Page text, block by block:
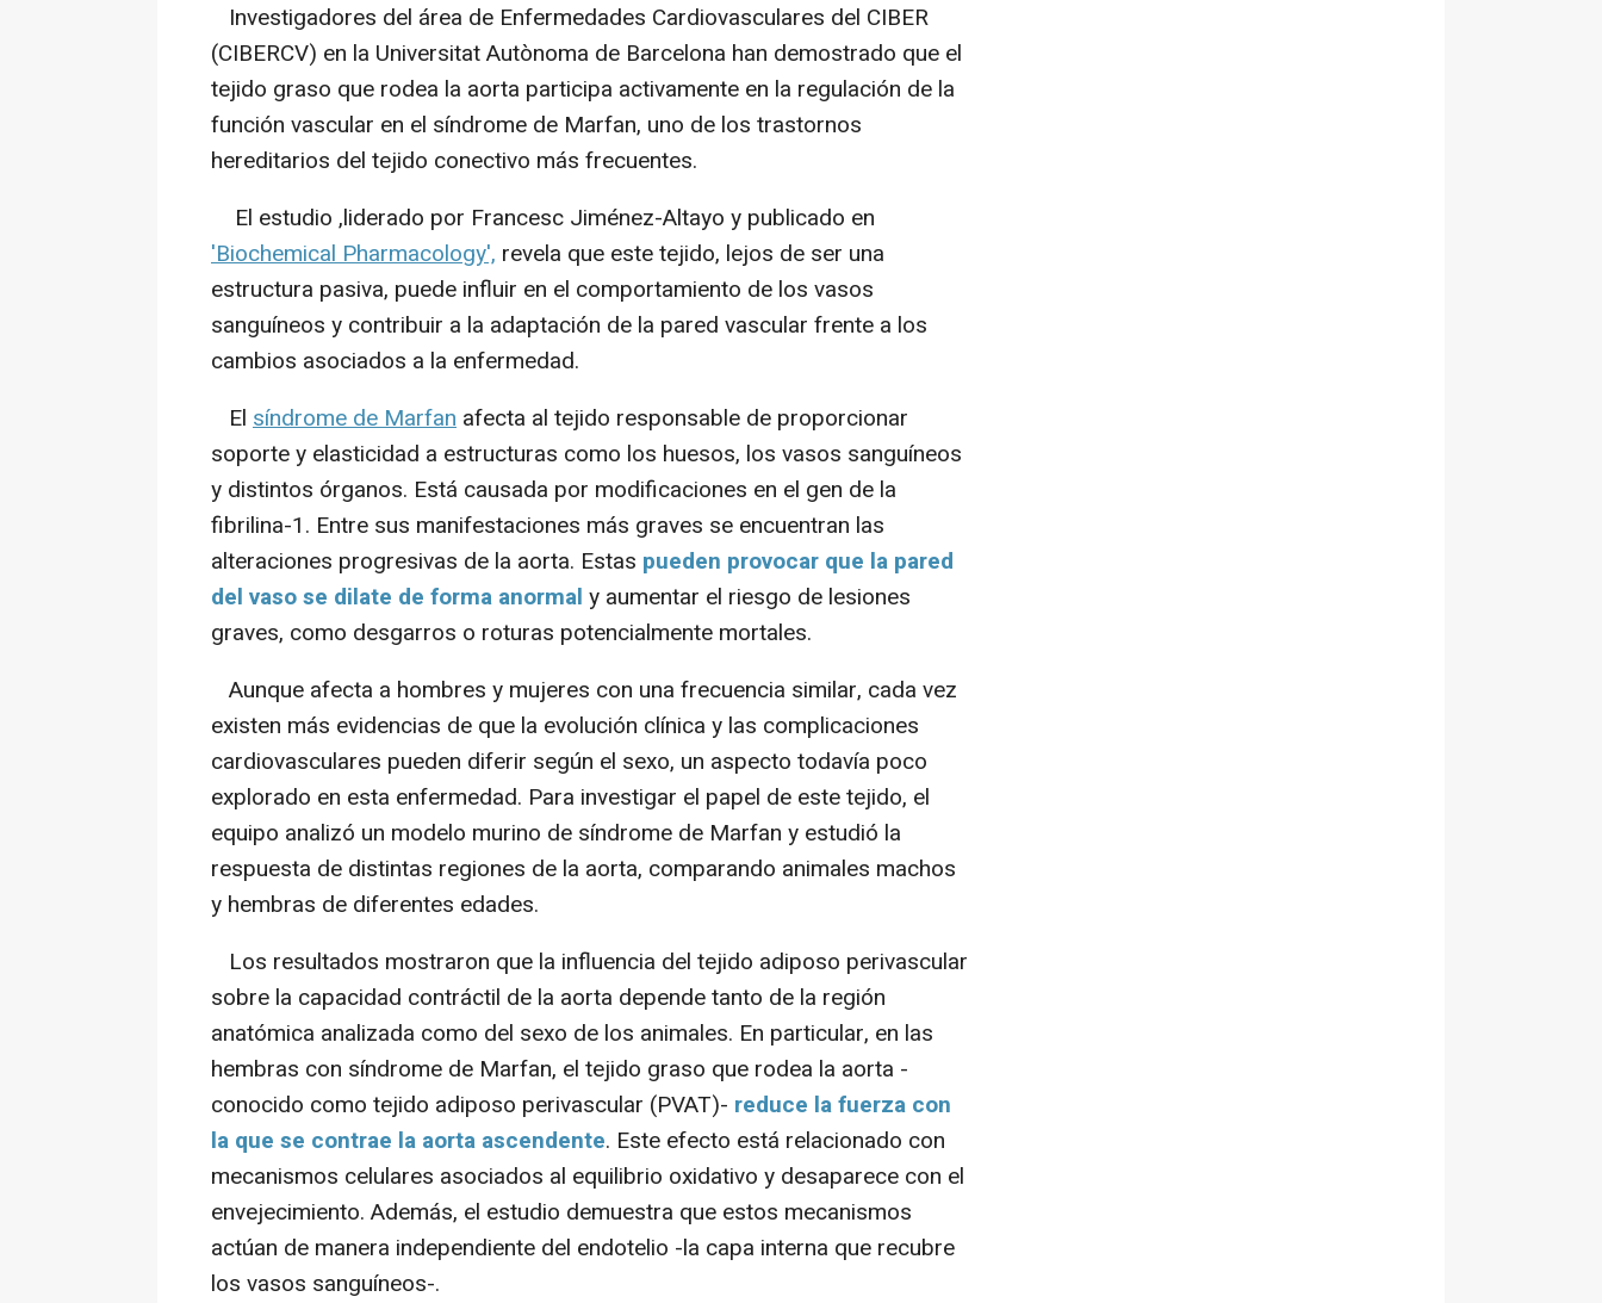
Investigadores del área de Enfermedades Cardiovasculares del CIBER
(CIBERCV) en la Universitat Autònoma de Barcelona han demostrado que el
tejido graso que rodea la aorta participa activamente en la regulación de la
función vascular en el síndrome de Marfan, uno de los trastornos
hereditarios del tejido conectivo más frecuentes.
El estudio ,liderado por Francesc Jiménez-Altayo y publicado en
'Biochemical Pharmacology', revela que este tejido, lejos de ser una
estructura pasiva, puede influir en el comportamiento de los vasos
sanguíneos y contribuir a la adaptación de la pared vascular frente a los
cambios asociados a la enfermedad.
El síndrome de Marfan afecta al tejido responsable de proporcionar
soporte y elasticidad a estructuras como los huesos, los vasos sanguíneos
y distintos órganos. Está causada por modificaciones en el gen de la
fibrilina-1. Entre sus manifestaciones más graves se encuentran las
alteraciones progresivas de la aorta. Estas pueden provocar que la pared
del vaso se dilate de forma anormal y aumentar el riesgo de lesiones
graves, como desgarros o roturas potencialmente mortales.
Aunque afecta a hombres y mujeres con una frecuencia similar, cada vez
existen más evidencias de que la evolución clínica y las complicaciones
cardiovasculares pueden diferir según el sexo, un aspecto todavía poco
explorado en esta enfermedad. Para investigar el papel de este tejido, el
equipo analizó un modelo murino de síndrome de Marfan y estudió la
respuesta de distintas regiones de la aorta, comparando animales machos
y hembras de diferentes edades.
Los resultados mostraron que la influencia del tejido adiposo perivascular
sobre la capacidad contráctil de la aorta depende tanto de la región
anatómica analizada como del sexo de los animales. En particular, en las
hembras con síndrome de Marfan, el tejido graso que rodea la aorta -
conocido como tejido adiposo perivascular (PVAT)- reduce la fuerza con
la que se contrae la aorta ascendente. Este efecto está relacionado con
mecanismos celulares asociados al equilibrio oxidativo y desaparece con el
envejecimiento. Además, el estudio demuestra que estos mecanismos
actúan de manera independiente del endotelio -la capa interna que recubre
los vasos sanguíneos-.